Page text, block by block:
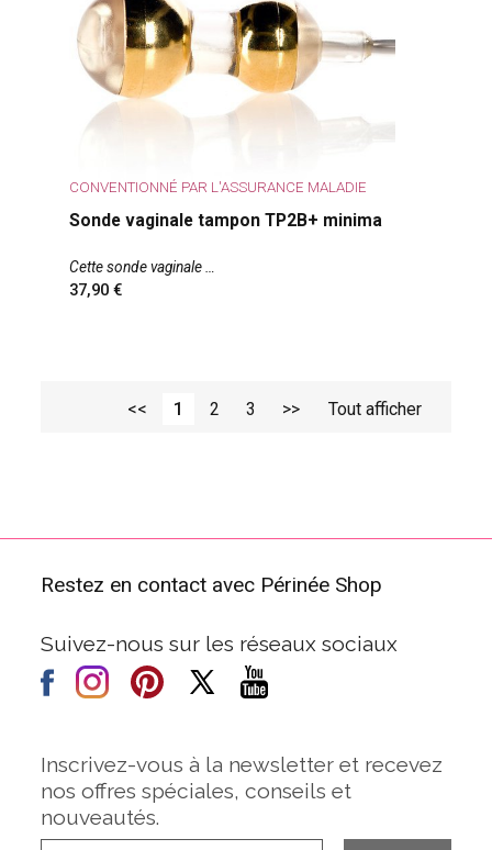
CONVENTIONNÉ PAR L'ASSURANCE MALADIE
Sonde vaginale tampon TP2B+ minima
Cette sonde vaginale
37,90
Tout afficher
<< 1 2 3 >>
Restez en contact avec Périnée Shop
Suivez-nous sur les réseaux sociaux
Inscrivez-vous à la newsletter et recevez
nos offres spéciales, conseils et
nouveautés.